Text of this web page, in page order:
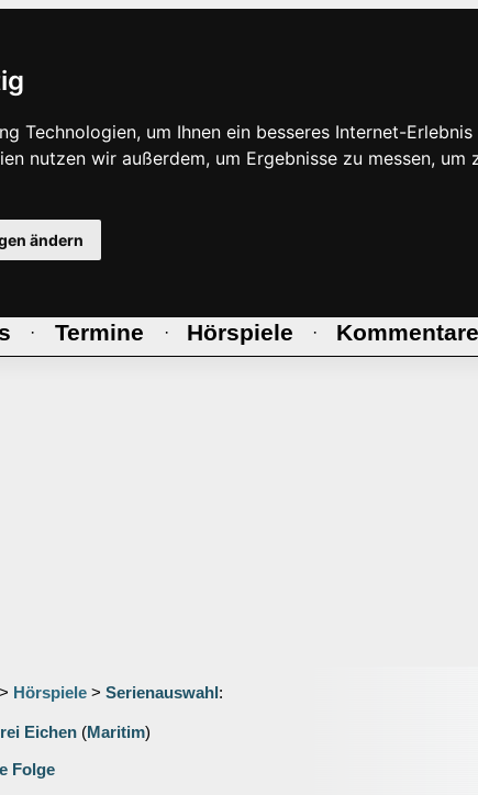
Technologien, um Ihnen ein besseres Internet-
nutzen wir außerdem, um Ergebnisse zu messen,
ändern
· Termine · Hörspiele · Kommentare
> Hörspiele > Serienauswahl :
Eichen (Maritim)
Folge